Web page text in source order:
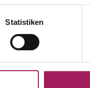
Statistiken